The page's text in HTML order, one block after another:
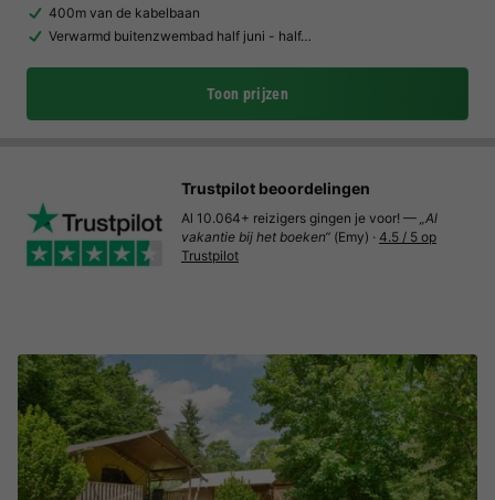
400m van de kabelbaan
Verwarmd buitenzwembad half juni - half…
Toon prijzen
Trustpilot beoordelingen
Al 10.064+ reizigers gingen je voor! — „Al
vakantie bij het boeken“ (Emy) · 4.5 / 5 op
Trustpilot